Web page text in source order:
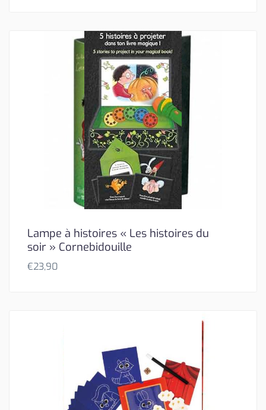
Lampe à histoires « Les histoires du
soir » Cornebidouille
€23,90